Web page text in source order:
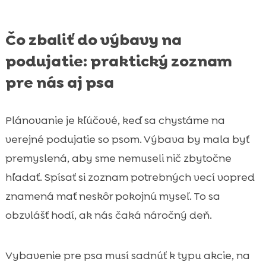
Čo zbaliť do výbavy na
podujatie: praktický zoznam
pre nás aj psa
Plánovanie je kľúčové, keď sa chystáme na
verejné podujatie so psom. Výbava by mala byť
premyslená, aby sme nemuseli nič zbytočne
hľadať. Spísať si zoznam potrebných vecí vopred
znamená mať neskôr pokojnú myseľ. To sa
obzvlášť hodí, ak nás čaká náročný deň.
Vybavenie pre psa musí sadnúť k typu akcie, na